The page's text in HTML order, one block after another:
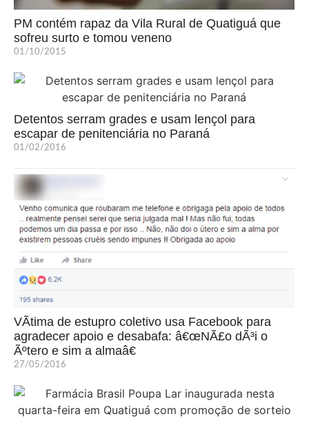
PM contém rapaz da Vila Rural de Quatiguá que
sofreu surto e tomou veneno
01/10/2015
Detentos serram grades e usam lençol para
escapar de penitenciária no Paraná
01/02/2016
VÃ­tima de estupro coletivo usa Facebook para
agradecer apoio e desabafa: â€œNÃ£o dÃ³i o
Ãºtero e sim a almaâ€
27/05/2016